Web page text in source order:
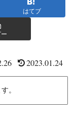
はてブ
2023.01.24
。